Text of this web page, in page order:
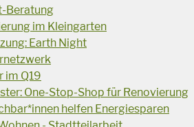
Beratung
im Kleingarten
Earth Night
im Q19
One-Stop-Shop für Renovierung
helfen Energiesparen